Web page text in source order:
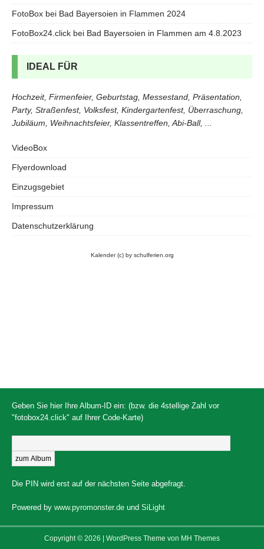
FotoBox bei Bad Bayersoien in Flammen 2024
FotoBox24.click bei Bad Bayersoien in Flammen am 4.8.2023
IDEAL FÜR
Hochzeit, Firmenfeier, Geburtstag, Messestand, Präsentation,
Party, Straßenfest, Volksfest, Kindergartenfest, Überraschung,
Jubiläum, Weihnachtsfeier, Klassentreffen, Abi-Ball, ...
VideoBox
Flyerdownload
Einzugsgebiet
Impressum
Datenschutzerklärung
Kalender(c) by schulferien.org
Geben Sie hier Ihre Album-ID ein: (bzw. die 4stellige Zahl vor
"fotobox24.click" auf Ihrer Code-Karte)
Die PIN wird erst auf der nächsten Seite abgefragt.
Powered by www.pyromonster.de und SiLight
Copyright © 2026 | WordPress Theme von MH Themes